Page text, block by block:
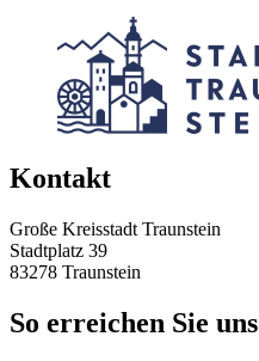
Kontakt
Große Kreisstadt Traunstein
Stadtplatz 39
83278 Traunstein
So erreichen Sie uns